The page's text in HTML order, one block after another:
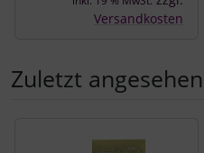
Versandkosten
Zuletzt angesehen